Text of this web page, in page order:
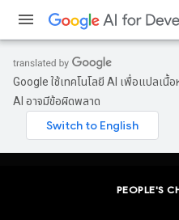
Google ใช้เทคโนโลยี AI เพื่อแปลเ
AI อาจมีข้อผิดพลาด
PEOPLE'S